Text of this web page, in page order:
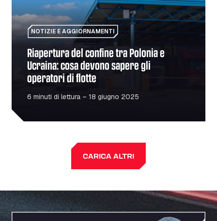
NOTIZIE E AGGIORNAMENTI
Riapertura del confine tra Polonia e
Ucraina: cosa devono sapere gli
operatori di flotte
6 minuti di lettura – 18 giugno 2025
CARICA ALTRI